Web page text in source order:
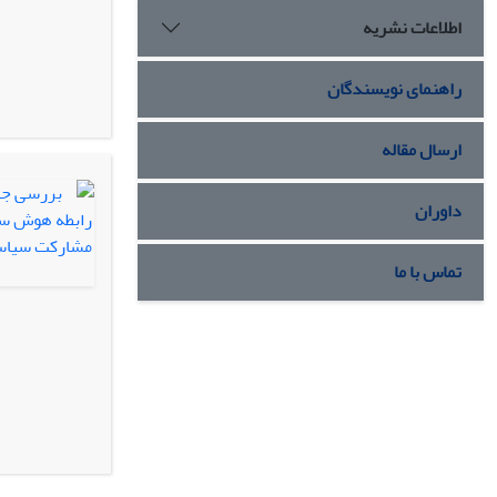
اطلاعات نشریه
راهنمای نویسندگان
ارسال مقاله
داوران
تماس با ما